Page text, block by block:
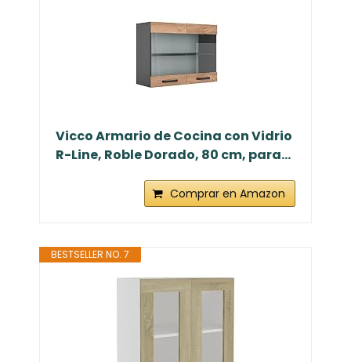
Vicco Armario de Cocina con Vidrio
R-Line, Roble Dorado, 80 cm, para...
Comprar en Amazon
BESTSELLER NO. 7